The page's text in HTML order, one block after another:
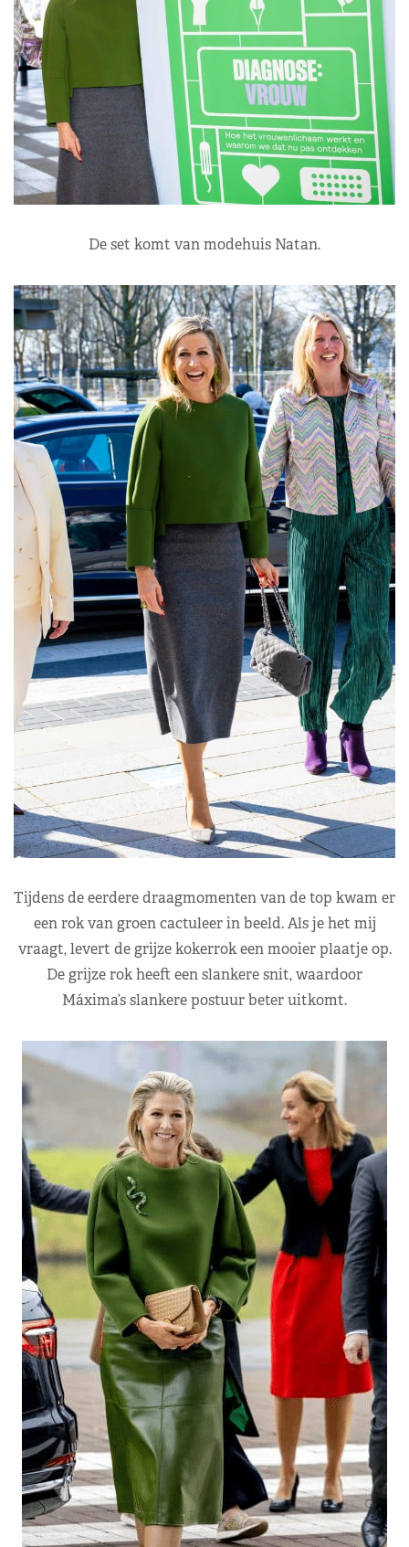
De set komt van modehuis Natan.
Tijdens de eerdere draagmomenten van de top kwam er
een rok van groen cactuleer in beeld. Als je het mij
vraagt, levert de grijze kokerrok een mooier plaatje op.
De grijze rok heeft een slankere snit, waardoor
Máxima’s slankere postuur beter uitkomt.